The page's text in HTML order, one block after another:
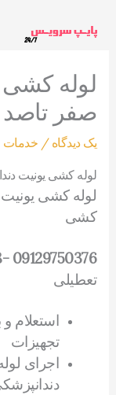
لوله کشی
صفر تاصد
یک دیدگاه / خدمات
لوله کشی یونیت
لوله کشی
کشی
09129750376 -22537778
تعطیلی
استعلام و
تجهیزات
اجرای